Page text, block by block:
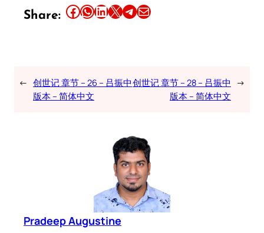
Share: Share this article on Facebook Share this article on WhatsApp Share this article on LinkedIn Share this article on X Share this article on TelegramEmail this Article
← 创世记 章节 – 26 – 吕振中
版本 – 简体中文
创世记 章节 – 28 – 吕振中
版本 – 简体中文
→
Pradeep Augustine